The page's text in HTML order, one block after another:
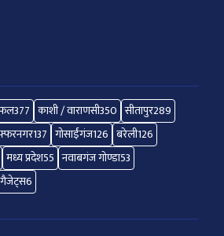
377 काशी / वाराणसी350 सीतापुर289
137 गोसाईंगंज126 बरेली126
मध्य प्रदेश55 नवाबगंज गोण्डा53
गैजेट्स6